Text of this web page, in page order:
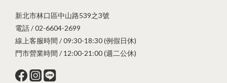
新北市林口區中山路539之3號
電話 / 02-6604-2699
線上客服時間 / 09:30-18:30 (例假日休)
門市營業時間 / 12:00-21:00 (週二公休)